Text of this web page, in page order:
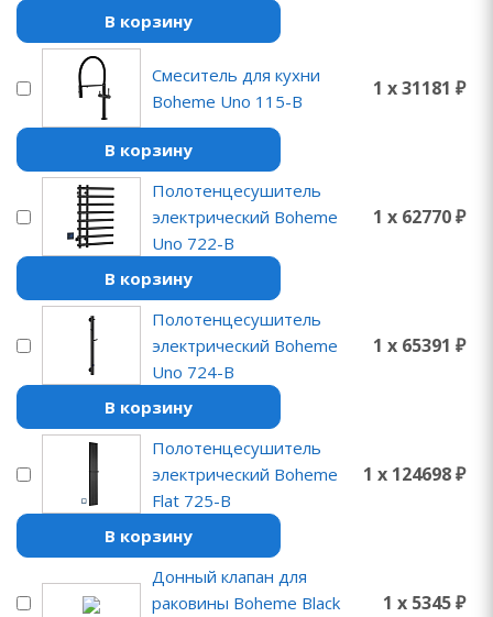
В корзину
Смеситель для кухни
Boheme Uno 115-B
1 x 31181 ₽
В корзину
Полотенцесушитель
электрический Boheme
Uno 722-B
1 x 62770 ₽
В корзину
Полотенцесушитель
электрический Boheme
Uno 724-B
1 x 65391 ₽
В корзину
Полотенцесушитель
электрический Boheme
Flat 725-B
1 x 124698 ₽
В корзину
Донный клапан для
раковины Boheme Black
1 x 5345 ₽